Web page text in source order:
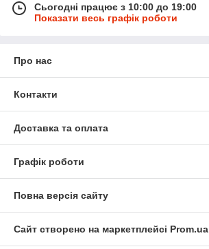
Сьогодні працює з 10:00 до 19:00
Показати весь графік роботи
Про нас
Контакти
Доставка та оплата
Графік роботи
Повна версія сайту
Сайт створено на маркетплейсі Prom.ua